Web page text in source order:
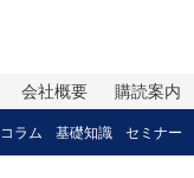
購読案内
会社概要
コラム 基礎知識 セミナー